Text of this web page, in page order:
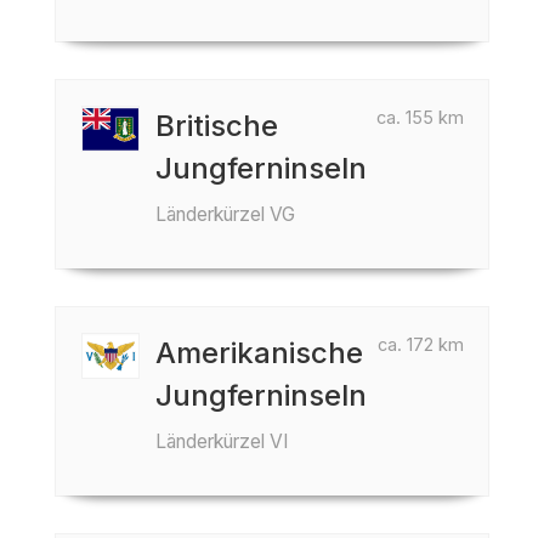
ca. 155 km
Britische
Jungferninseln
Länderkürzel VG
ca. 172 km
Amerikanische
Jungferninseln
Länderkürzel VI